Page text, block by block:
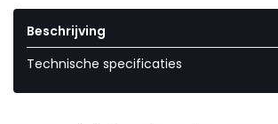
Beschrijving
Technische specificaties